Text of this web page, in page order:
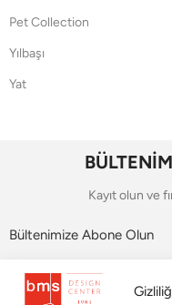
Pet Collection
Yılbaşı
Yat
Kayıt olun ve
Bültenimize Abone Olun